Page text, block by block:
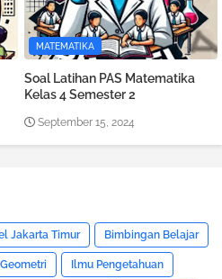
MATEMATIKA
Soal Latihan PAS Matematika
Kelas 4 Semester 2
September 15, 2024
Jakarta Timur Bimbingan Belajar
Geometri Ilmu Pengetahuan